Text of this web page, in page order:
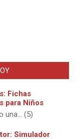
Fichas
para Niños
una... (5)
Simulador